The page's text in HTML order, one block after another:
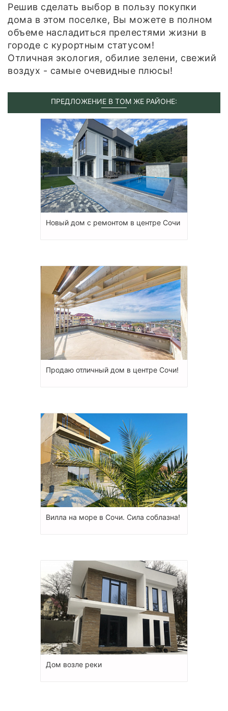
Решив сделать выбор в пользу покупки
дома в этом поселке, Вы можете в полном
объеме насладиться прелестями жизни в
городе с курортным статусом!
Отличная экология, обилие зелени, свежий
воздух - самые очевидные плюсы!
ПРЕДЛОЖЕНИЕ В ТОМ ЖЕ РАЙОНЕ:
Новый дом с ремонтом в центре Сочи
Продаю отличный дом в центре Сочи!
Вилла на море в Сочи. Сила соблазна!
Дом возле реки